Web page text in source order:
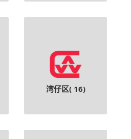
湾仔区( 16)